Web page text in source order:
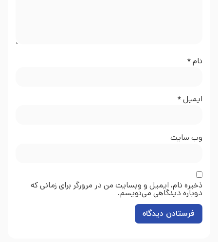
نام*
ایمیل*
وب‌ سایت
ذخیره نام، ایمیل و وبسایت من در مرورگر برای زمانی که
دوباره دیدگاهی می‌نویسم.